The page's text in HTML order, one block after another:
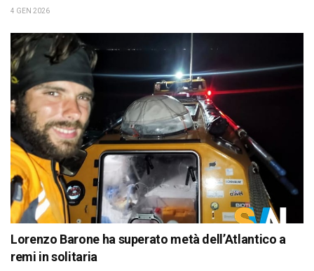
4 GEN 2026
Lorenzo Barone ha superato metà dell’Atlantico a
remi in solitaria